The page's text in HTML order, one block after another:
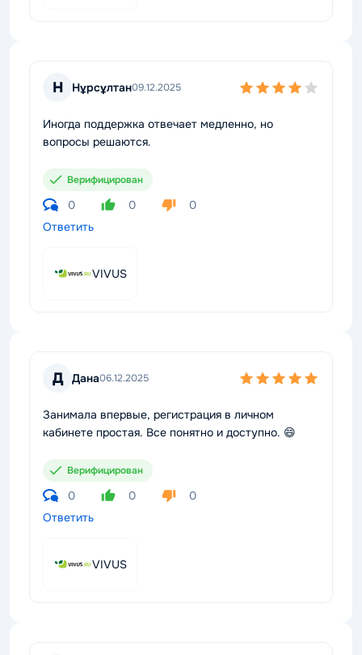
Н Нұрсұлтан09.12.2025
Иногда поддержка отвечает медленно, но
вопросы решаются.
Верифицирован
0 0
0
Ответить
VIVUS
Д Дана06.12.2025
Занимала впервые, регистрация в личном
кабинете простая. Все понятно и доступно. 😄
Верифицирован
0 0
0
Ответить
VIVUS